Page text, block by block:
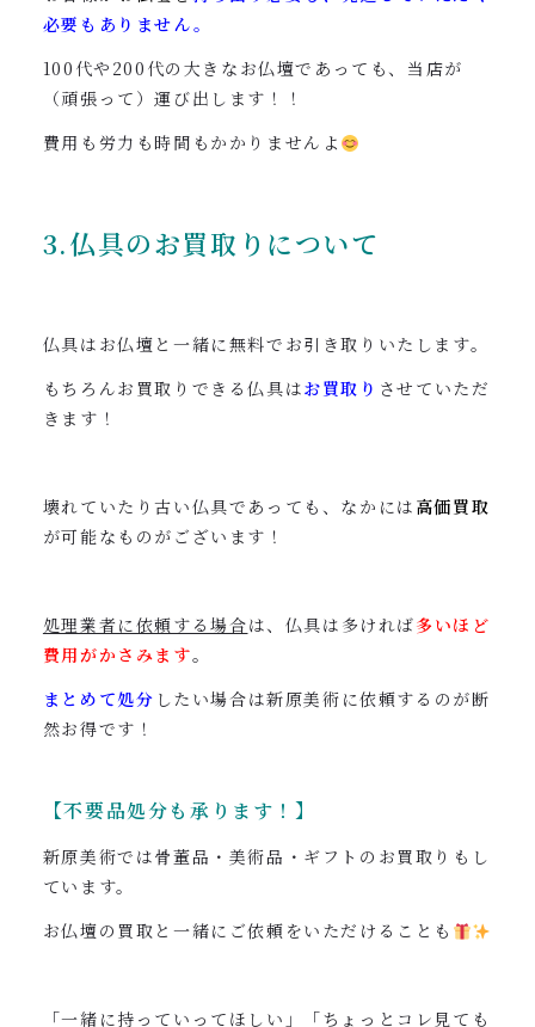
必要もありません。
100代や200代の大きなお仏壇であっても、当店が
（頑張って）運び出します！！
費用も労力も時間もかかりませんよ
3.仏具のお買取りについて
仏具はお仏壇と一緒に無料でお引き取りいたします。
もちろんお買取りできる仏具はお買取り させていただ
きます！
壊れていたり古い仏具であっても、なかには 高価買取
が可能なものがございます！
処理業者に依頼する場合は、仏具は多ければ多いほど
費用がかさみます。
まとめて処分 したい場合は新原美術に依頼するのが断
然お得です！
【不要品処分も承ります！】
新原美術では骨董品・美術品・ギフトのお買取りもし
ています。
お仏壇の買取と一緒にご依頼をいただけることも
「一緒に持っていってほしい」「ちょっとコレ見ても